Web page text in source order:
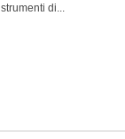
strumenti di...